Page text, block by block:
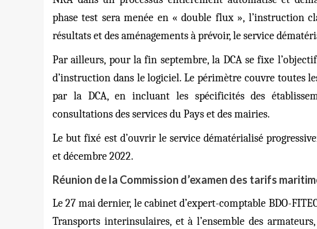
phase test sera menée en « double flux », l’instruction
résultats et des aménagements à prévoir, le service
Par ailleurs, pour la fin septembre, la DCA se fixe
d’instruction dans le logiciel. Le périmètre couvre toutes
par la DCA, en incluant les spécificités des
consultations des services du Pays et des mairies.
Le but fixé est d’ouvrir le service dématérialisé
et décembre 2022.
Réunion de la Commission d’examen des tarifs
Le 27 mai dernier, le cabinet d’expert-comptable BDO-
Transports interinsulaires, et à l’ensemble des